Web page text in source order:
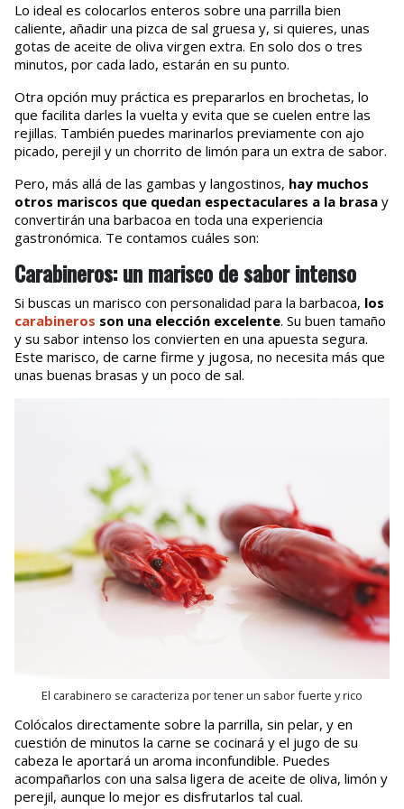
Lo ideal es colocarlos enteros sobre una parrilla bien
caliente, añadir una pizca de sal gruesa y, si quieres, unas
gotas de aceite de oliva virgen extra. En solo dos o tres
minutos, por cada lado, estarán en su punto.
Otra opción muy práctica es prepararlos en brochetas, lo
que facilita darles la vuelta y evita que se cuelen entre las
rejillas. También puedes marinarlos previamente con ajo
picado, perejil y un chorrito de limón para un extra de sabor.
Pero, más allá de las gambas y langostinos, hay muchos
otros mariscos que quedan espectaculares a la brasa y
convertirán una barbacoa en toda una experiencia
gastronómica. Te contamos cuáles son:
Carabineros: un marisco de sabor intenso
Si buscas un marisco con personalidad para la barbacoa, los
carabineros son una elección excelente. Su buen tamaño
y su sabor intenso los convierten en una apuesta segura.
Este marisco, de carne firme y jugosa, no necesita más que
unas buenas brasas y un poco de sal.
El carabinero se caracteriza por tener un sabor fuerte y rico
Colócalos directamente sobre la parrilla, sin pelar, y en
cuestión de minutos la carne se cocinará y el jugo de su
cabeza le aportará un aroma inconfundible. Puedes
acompañarlos con una salsa ligera de aceite de oliva, limón y
perejil, aunque lo mejor es disfrutarlos tal cual.